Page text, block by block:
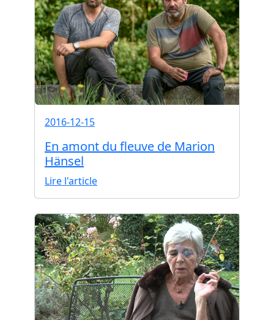
2016-12-15
En amont du fleuve de Marion
Hänsel
Lire l'article